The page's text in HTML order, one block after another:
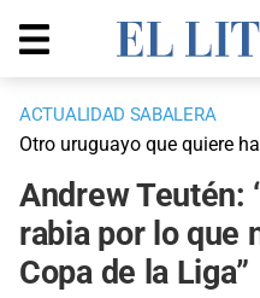
ACTUALIDAD SABALERA
Otro uruguayo que quiere
Andrew Teutén:
rabia por lo que
Copa de la Liga”